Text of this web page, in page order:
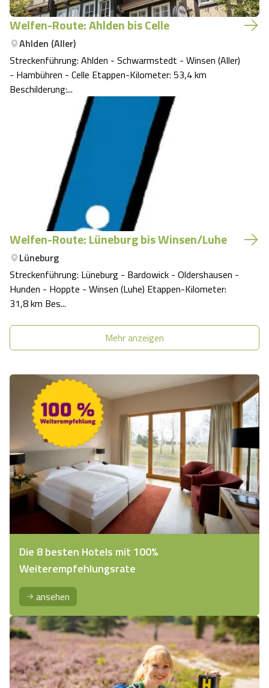
Welfen-Route: Ahlden bis Celle
Ahlden (Aller)
Streckenführung: Ahlden - Schwarmstedt - Winsen (Aller)
- Hambühren - Celle Etappen-Kilometer: 53,4 km
Beschilderung:...
Welfen-Route: Lüneburg bis Winsen/Luhe
Lüneburg
Streckenführung: Lüneburg - Bardowick - Oldershausen -
Hunden - Hoppte - Winsen (Luhe) Etappen-Kilometer:
31,8 km Bes...
Mehr anzeigen
Die 8 besten Hotels mit 100%
Weiterempfehlungsrate
ansehen